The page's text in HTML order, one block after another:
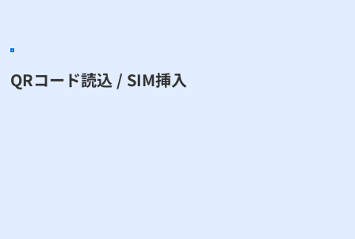
QRコード読込 / SIM挿入